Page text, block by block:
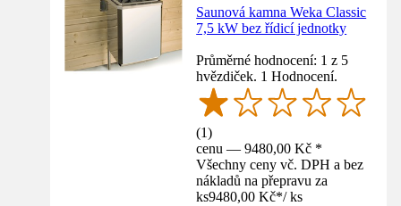
Saunová kamna Weka Classic
7,5 kW bez řídicí jednotky
Průměrné hodnocení: 1 z 5
hvězdiček. 1 Hodnocení.
(1)
cenu — 9480,00 Kč *
Všechny ceny vč. DPH a bez
nákladů na přepravu za
ks9480,00 Kč*/ ks